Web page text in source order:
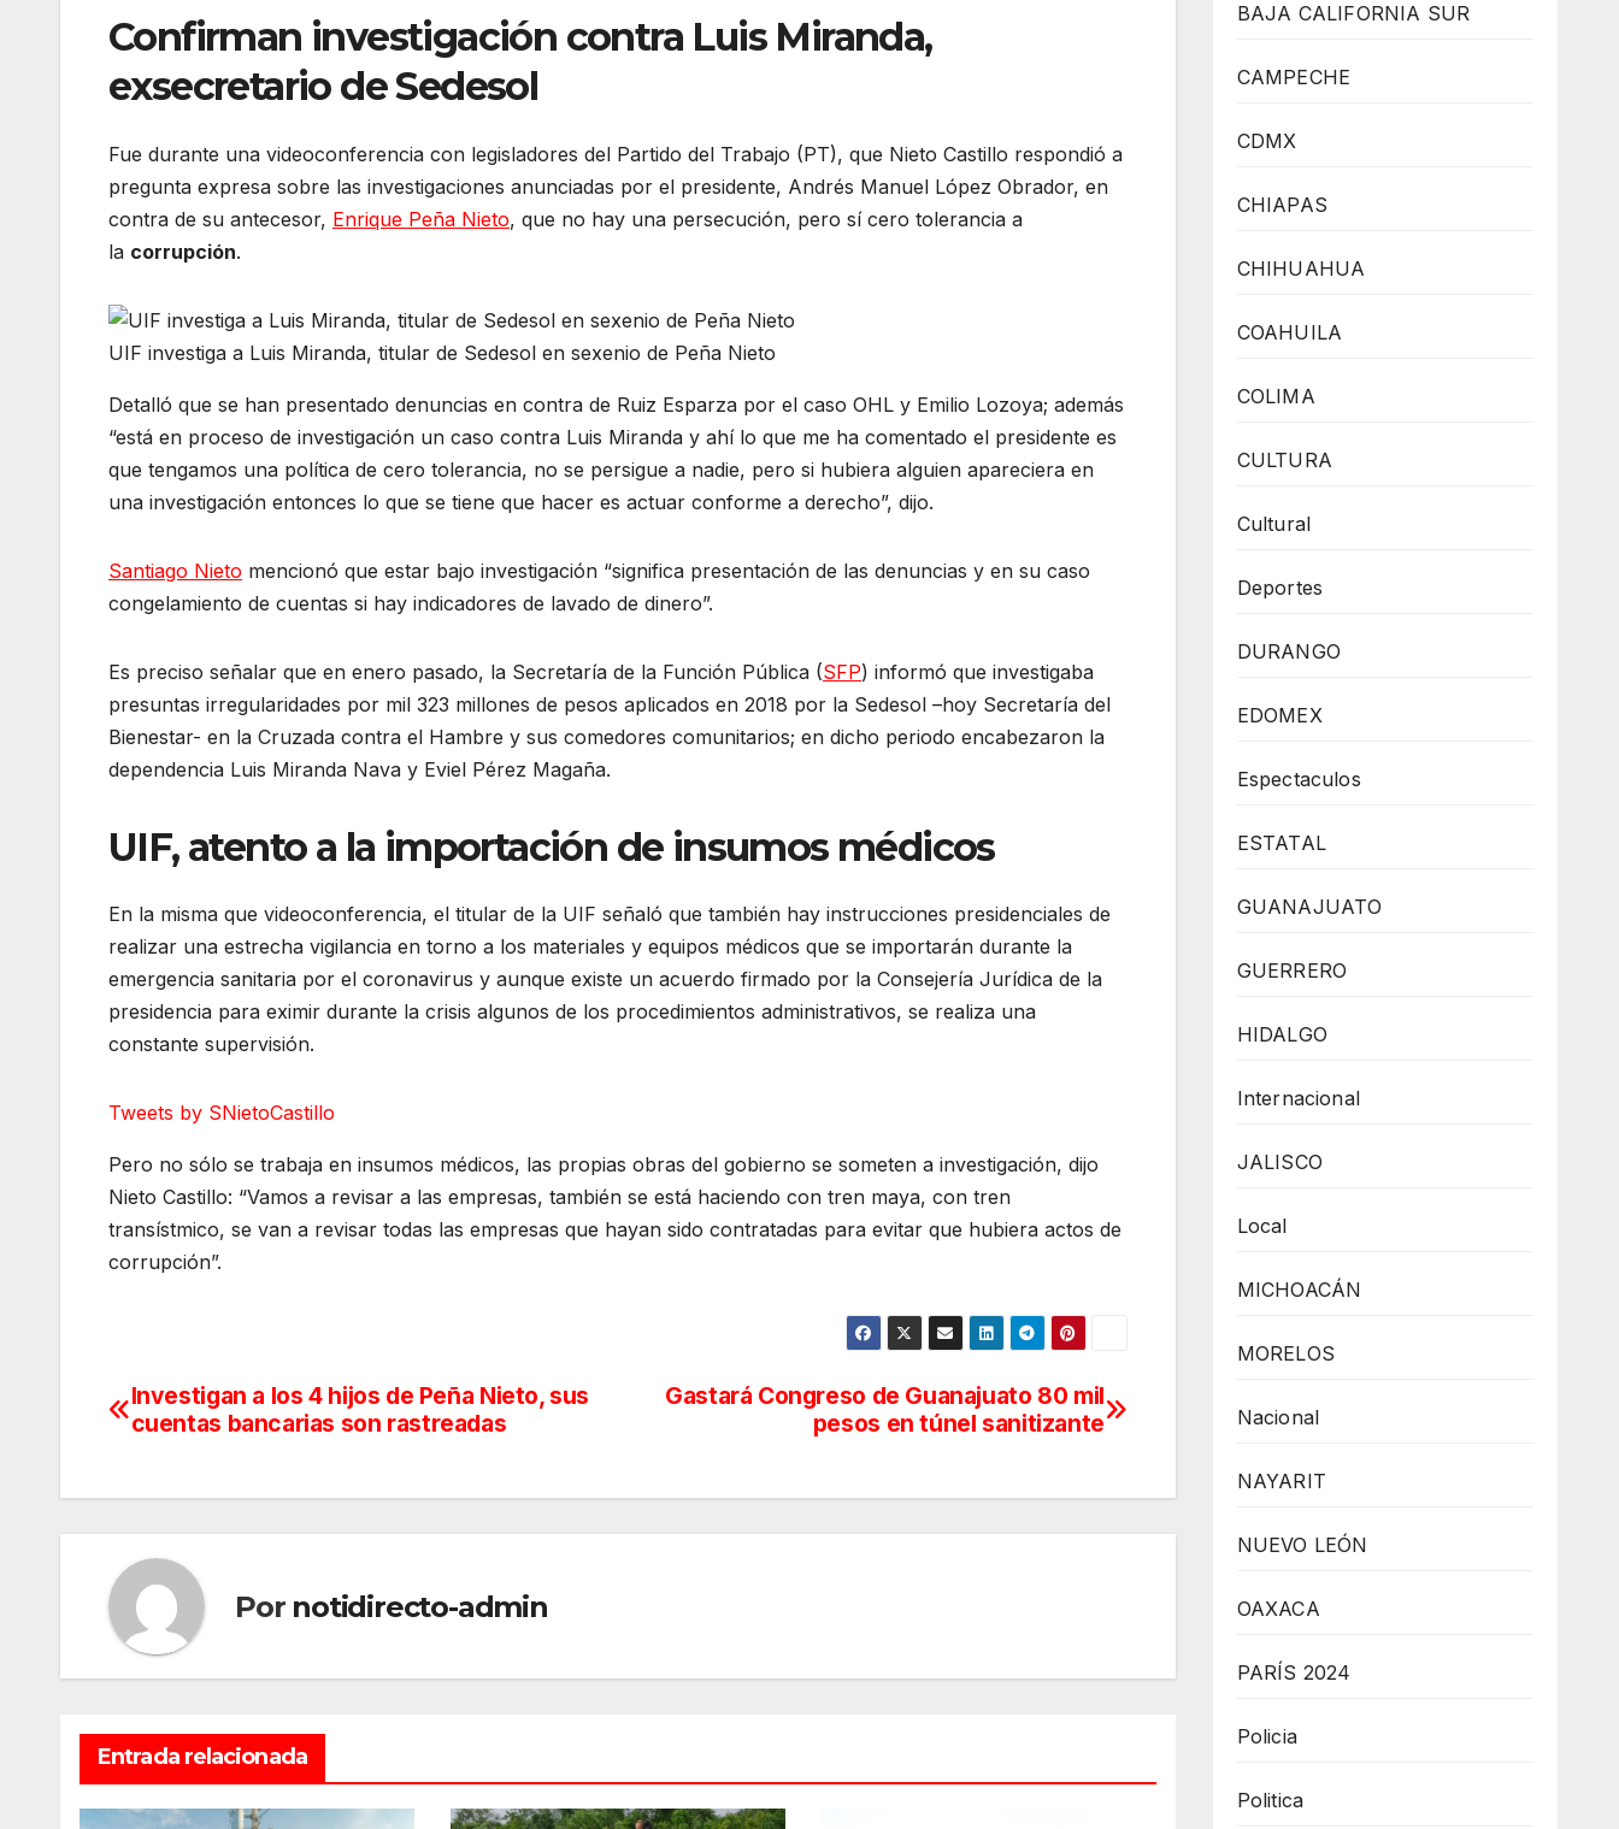
Confirman investigación contra Luis Miranda,
exsecretario de Sedesol
Fue durante una videoconferencia con legisladores del Partido del Trabajo (PT), que Nieto Castillo respondió a
pregunta expresa sobre las investigaciones anunciadas por el presidente, Andrés Manuel López Obrador, en
contra de su antecesor, Enrique Peña Nieto, que no hay una persecución, pero sí cero tolerancia a
la corrupción.
UIF investiga a Luis Miranda, titular de Sedesol en sexenio de Peña Nieto
Detalló que se han presentado denuncias en contra de Ruiz Esparza por el caso OHL y Emilio Lozoya; además
“está en proceso de investigación un caso contra Luis Miranda y ahí lo que me ha comentado el presidente es
que tengamos una política de cero tolerancia, no se persigue a nadie, pero si hubiera alguien apareciera en
una investigación entonces lo que se tiene que hacer es actuar conforme a derecho”, dijo.
Santiago Nieto mencionó que estar bajo investigación “significa presentación de las denuncias y en su caso
congelamiento de cuentas si hay indicadores de lavado de dinero”.
Es preciso señalar que en enero pasado, la Secretaría de la Función Pública (SFP) informó que investigaba
presuntas irregularidades por mil 323 millones de pesos aplicados en 2018 por la Sedesol –hoy Secretaría del
Bienestar- en la Cruzada contra el Hambre y sus comedores comunitarios; en dicho periodo encabezaron la
dependencia Luis Miranda Nava y Eviel Pérez Magaña.
UIF, atento a la importación de insumos médicos
En la misma que videoconferencia, el titular de la UIF señaló que también hay instrucciones presidenciales de
realizar una estrecha vigilancia en torno a los materiales y equipos médicos que se importarán durante la
emergencia sanitaria por el coronavirus y aunque existe un acuerdo firmado por la Consejería Jurídica de la
presidencia para eximir durante la crisis algunos de los procedimientos administrativos, se realiza una
constante supervisión.
Tweets by SNietoCastillo
Pero no sólo se trabaja en insumos médicos, las propias obras del gobierno se someten a investigación, dijo
Nieto Castillo: “Vamos a revisar a las empresas, también se está haciendo con tren maya, con tren
transístmico, se van a revisar todas las empresas que hayan sido contratadas para evitar que hubiera actos de
corrupción”.
Navegación
entradas
Gastará Congreso de Guanajuato 80 mil
pesos en túnel sanitizante
Investigan a los 4 hijos de Peña Nieto, sus
cuentas bancarias son rastreadas
Por notidirecto-admin
Entrada relacionada
BAJA CALIFORNIA SUR
CAMPECHE
CDMX
CHIAPAS
CHIHUAHUA
COAHUILA
COLIMA
CULTURA
Cultural
Deportes
DURANGO
EDOMEX
Espectaculos
ESTATAL
GUANAJUATO
GUERRERO
HIDALGO
Internacional
JALISCO
Local
MICHOACÁN
MORELOS
Nacional
NAYARIT
NUEVO LEÓN
OAXACA
PARÍS 2024
Policia
Politica